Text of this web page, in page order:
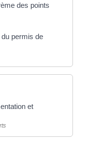
des points
permis de
et